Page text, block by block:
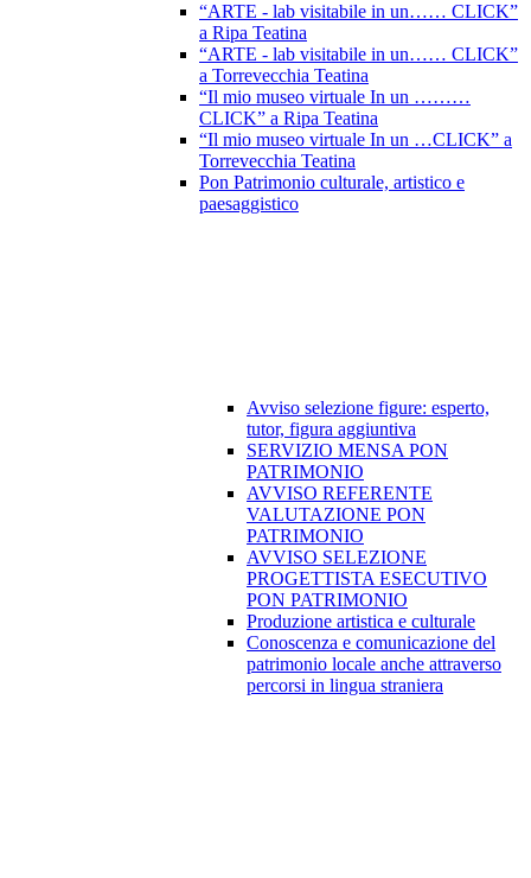
“ARTE - lab visitabile in un…… CLICK”
a Ripa Teatina
“ARTE - lab visitabile in un…… CLICK”
a Torrevecchia Teatina
“Il mio museo virtuale In un ………
CLICK” a Ripa Teatina
“Il mio museo virtuale In un …CLICK” a
Torrevecchia Teatina
Pon Patrimonio culturale, artistico e
paesaggistico
Avviso selezione figure: esperto,
tutor, figura aggiuntiva
SERVIZIO MENSA PON
PATRIMONIO
AVVISO REFERENTE
VALUTAZIONE PON
PATRIMONIO
AVVISO SELEZIONE
PROGETTISTA ESECUTIVO
PON PATRIMONIO
Produzione artistica e culturale
Conoscenza e comunicazione del
patrimonio locale anche attraverso
percorsi in lingua straniera